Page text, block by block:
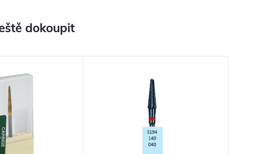
dokoupit